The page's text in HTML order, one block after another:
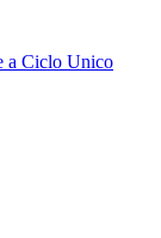
a Ciclo Unico